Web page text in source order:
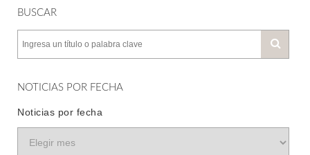
BUSCAR
NOTICIAS POR FECHA
Noticias por fecha